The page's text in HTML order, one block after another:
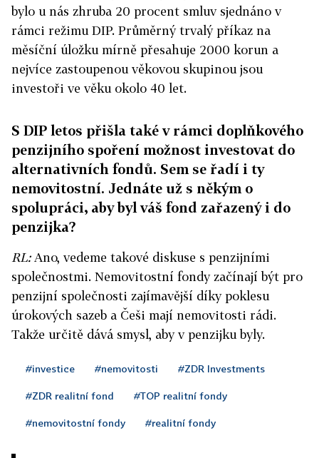
bylo u nás zhruba 20 procent smluv sjednáno v
rámci režimu DIP. Průměrný trvalý příkaz na
měsíční úložku mírně přesahuje 2000 korun a
nejvíce zastoupenou věkovou skupinou jsou
investoři ve věku okolo 40 let.
S DIP letos přišla také v rámci doplňkového
penzijního spoření možnost investovat do
alternativních fondů. Sem se řadí i ty
nemovitostní. Jednáte už s někým o
spolupráci, aby byl váš fond zařazený i do
penzijka?
RL: Ano, vedeme takové diskuse s penzijními
společnostmi. Nemovitostní fondy začínají být pro
penzijní společnosti zajímavější díky poklesu
úrokových sazeb a Češi mají nemovitosti rádi.
Takže určitě dává smysl, aby v penzijku byly.
#investice #nemovitosti #ZDR Investments
#ZDR realitní fond #TOP realitní fondy
#nemovitostní fondy #realitní fondy